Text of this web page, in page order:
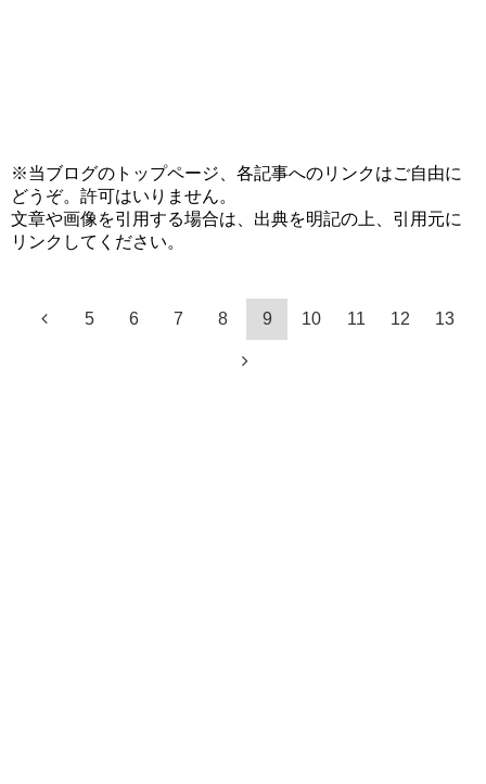
※当ブログのトップページ、各記事へのリンクはご自由に
どうぞ。許可はいりません。
文章や画像を引用する場合は、出典を明記の上、引用元に
リンクしてください。
5 6 7 8 9 10 11 12 13